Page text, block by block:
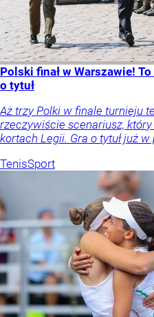
Polski finał w Warszawie!
o tytuł
Aż trzy Polki w finale turnieju
rzeczywiście scenariusz, który
kortach Legii. Gra o tytuł już w
TenisSport